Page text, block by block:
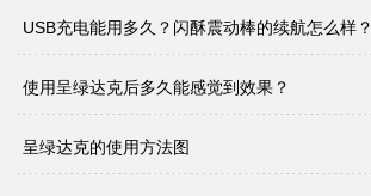
USB充电能用多久？闪酥震动棒的续航怎么样？
使用呈绿达克后多久能感觉到效果？
呈绿达克的使用方法图